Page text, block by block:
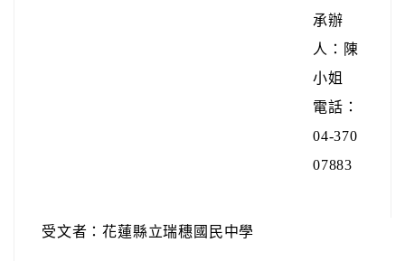
承辦
人：陳
小姐
電話：
04-370
07883
受文者：花蓮縣立瑞穗國民中學